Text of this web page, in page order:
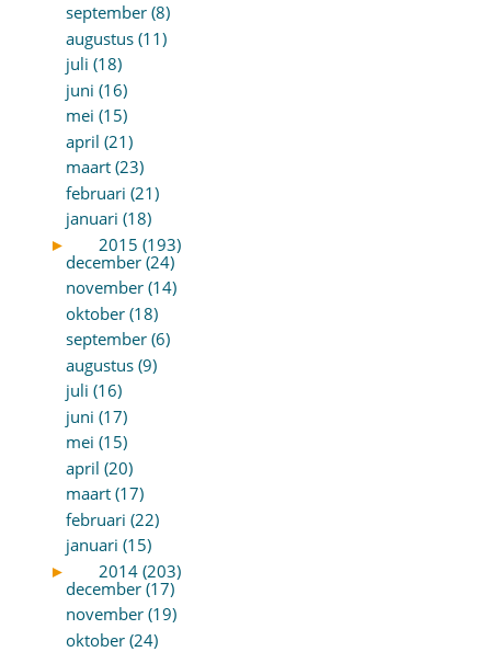
september (8)
augustus (11)
juli (18)
juni (16)
mei (15)
april (21)
maart (23)
februari (21)
januari (18)
►
2015 (193)
december (24)
november (14)
oktober (18)
september (6)
augustus (9)
juli (16)
juni (17)
mei (15)
april (20)
maart (17)
februari (22)
januari (15)
►
2014 (203)
december (17)
november (19)
oktober (24)